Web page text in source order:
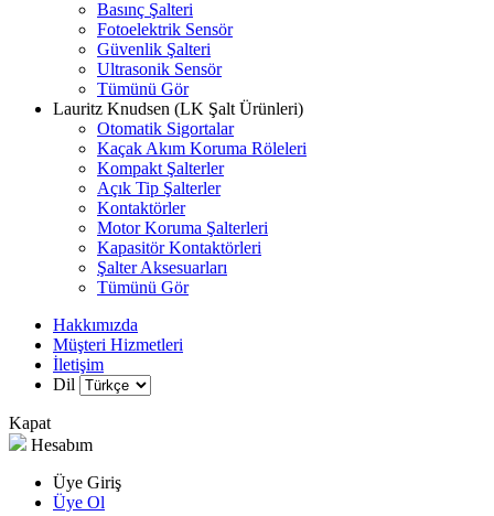
Basınç Şalteri
Fotoelektrik Sensör
Güvenlik Şalteri
Ultrasonik Sensör
Tümünü Gör
Lauritz Knudsen (LK Şalt Ürünleri)
Otomatik Sigortalar
Kaçak Akım Koruma Röleleri
Kompakt Şalterler
Açık Tip Şalterler
Kontaktörler
Motor Koruma Şalterleri
Kapasitör Kontaktörleri
Şalter Aksesuarları
Tümünü Gör
Hakkımızda
Müşteri Hizmetleri
İletişim
Dil
Kapat
Hesabım
Üye Giriş
Üye Ol